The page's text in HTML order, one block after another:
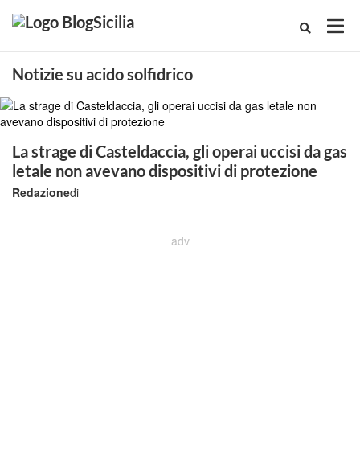
Notizie su acido solfidrico
La strage di Casteldaccia, gli operai uccisi da gas
letale non avevano dispositivi di protezione
di
Redazione